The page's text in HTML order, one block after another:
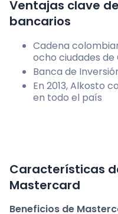
Ventajas clave
bancarios
Cadena
ocho ciudades de
Banca de
En 2013, Alkosto
en todo el país
Características
Mastercard
Beneficios de